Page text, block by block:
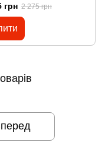
грн 2 275 грн